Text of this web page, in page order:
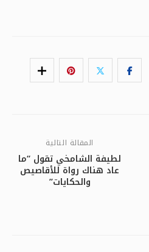
المقالة التالية
لطيفة الشامخي تقول “ما
عاد هناك رواة للأقاصيص
والحكايات”